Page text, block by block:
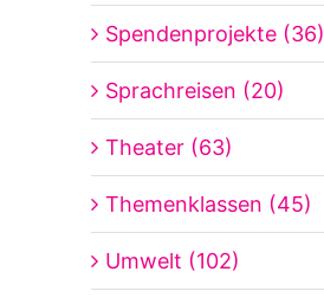
Spendenprojekte (36)
Sprachreisen (20)
Theater (63)
Themenklassen (45)
Umwelt (102)